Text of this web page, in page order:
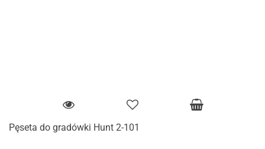
Pęseta do gradówki Hunt 2-101